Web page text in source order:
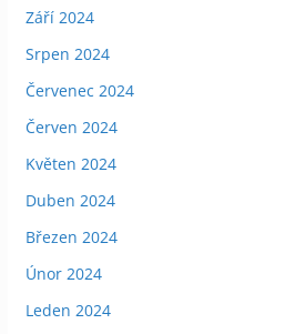
Září 2024
Srpen 2024
Červenec 2024
Červen 2024
Květen 2024
Duben 2024
Březen 2024
Únor 2024
Leden 2024